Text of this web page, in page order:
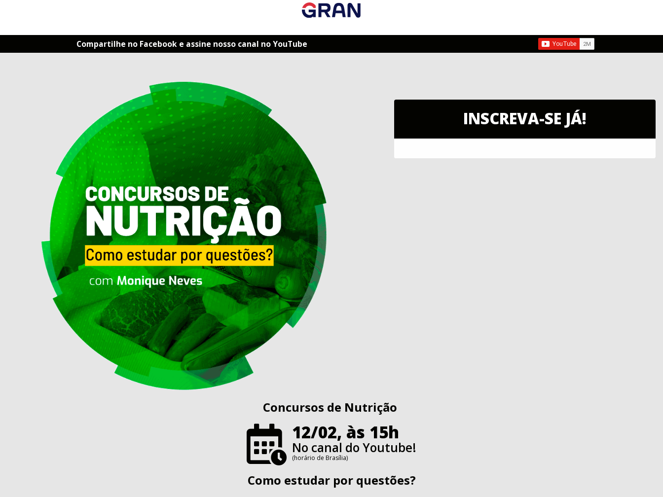
Compartilhe no Facebook e assine nosso canal no YouTube
INSCREVA-SE JÁ!
Concursos de Nutrição
12/02, às 15h
No canal do Youtube!
(horário de Brasília)
Como estudar por questões?